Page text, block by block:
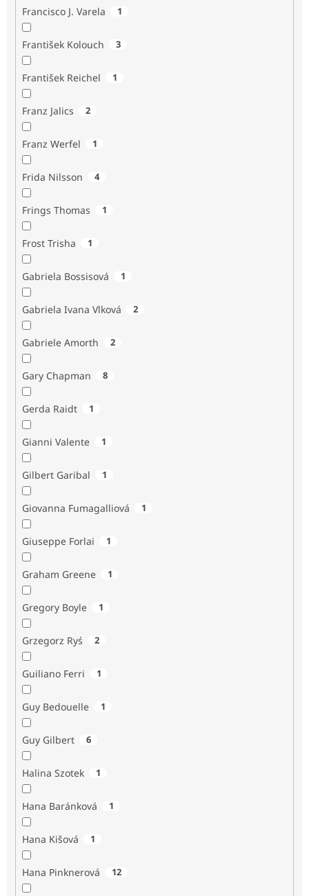
Francisco J. Varela 1
František Kolouch 3
František Reichel 1
Franz Jalics 2
Franz Werfel 1
Frida Nilsson 4
Frings Thomas 1
Frost Trisha 1
Gabriela Bossisová 1
Gabriela Ivana Vlková 2
Gabriele Amorth 2
Gary Chapman 8
Gerda Raidt 1
Gianni Valente 1
Gilbert Garibal 1
Giovanna Fumagalliová 1
Giuseppe Forlai 1
Graham Greene 1
Gregory Boyle 1
Grzegorz Ryś 2
Guiliano Ferri 1
Guy Bedouelle 1
Guy Gilbert 6
Halina Szotek 1
Hana Baránková 1
Hana Kišová 1
Hana Pinknerová 12